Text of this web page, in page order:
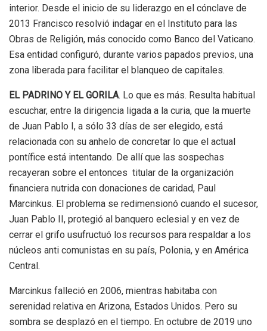
interior. Desde el inicio de su liderazgo en el cónclave de
2013 Francisco resolvió indagar en el Instituto para las
Obras de Religión, más conocido como Banco del Vaticano.
Esa entidad configuró, durante varios papados previos, una
zona liberada para facilitar el blanqueo de capitales.
EL PADRINO Y EL GORILA. Lo que es más. Resulta habitual
escuchar, entre la dirigencia ligada a la curia, que la muerte
de Juan Pablo I, a sólo 33 días de ser elegido, está
relacionada con su anhelo de concretar lo que el actual
pontífice está intentando. De allí que las sospechas
recayeran sobre el entonces titular de la organización
financiera nutrida con donaciones de caridad, Paul
Marcinkus. El problema se redimensionó cuando el sucesor,
Juan Pablo II, protegió al banquero eclesial y en vez de
cerrar el grifo usufructuó los recursos para respaldar a los
núcleos anti comunistas en su país, Polonia, y en América
Central.
Marcinkus falleció en 2006, mientras habitaba con
serenidad relativa en Arizona, Estados Unidos. Pero su
sombra se desplazó en el tiempo. En octubre de 2019 uno